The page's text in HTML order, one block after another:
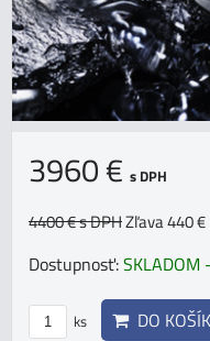
3960 € s DPH
4400 €s DPHZľava 440 €
Dostupnosť:
ks DO